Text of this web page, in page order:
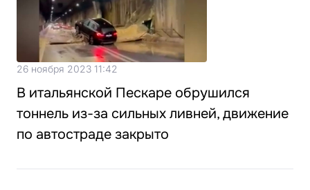
26 ноября 2023 11:42
В итальянской Пескаре обрушился
тоннель из-за сильных ливней, движение
по автостраде закрыто